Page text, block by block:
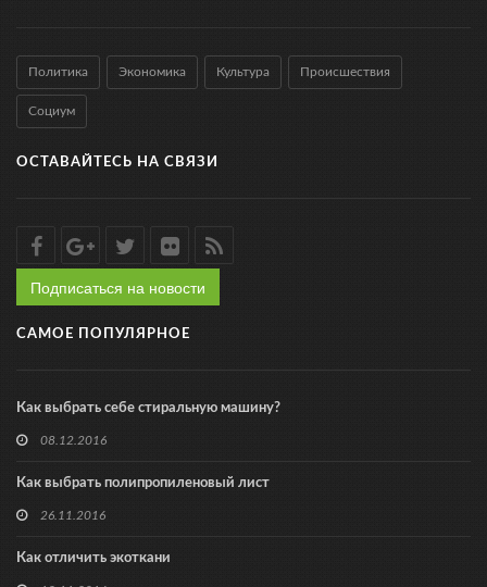
Политика Экономика Культура Происшествия
Социум
ОСТАВАЙТЕСЬ НА СВЯЗИ
Подписаться на новости
САМОЕ ПОПУЛЯРНОЕ
Как выбрать себе стиральную машину?
08.12.2016
Как выбрать полипропиленовый лист
26.11.2016
Как отличить экоткани